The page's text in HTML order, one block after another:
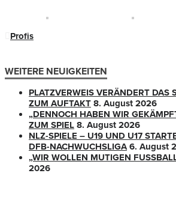
Profis
WEITERE NEUIGKEITEN
PLATZVERWEIS VERÄNDERT DAS
ZUM AUFTAKT 8. August 2026
„DENNOCH HABEN WIR
ZUM SPIEL 8. August 2026
NLZ-SPIELE – U19 UND U17
DFB-NACHWUCHSLIGA 6. August
„WIR WOLLEN MUTIGEN FUSSBALL
2026